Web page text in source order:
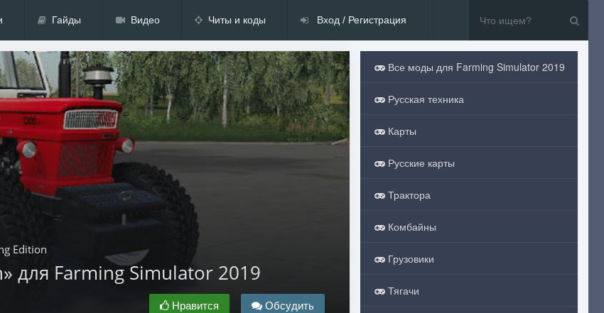
Гайды Видео Читы и коды Вход / Регистрация
Edition
для Farming Simulator 2019
Нравится Обсудить
Все моды для Farming Simulator 2019
Русская техника
Карты
Русские карты
Трактора
Комбайны
Грузовики
Тягачи